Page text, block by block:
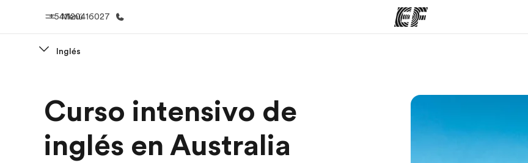
Menú
+541120416027
Bienvenido a EF Ver todo lo que hacemos Encontrá una oficina
Inglés
Curso intensivo de
inglés en Australia